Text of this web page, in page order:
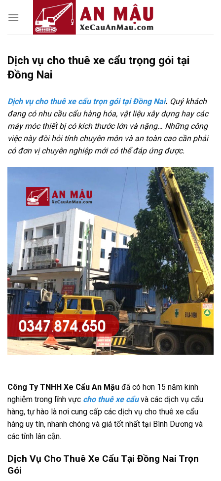
Dịch vụ cho thuê xe cẩu trọng gói tại
Đồng Nai
Dịch vụ cho thuê xe cẩu trọn gói tại Đồng Nai. Quý khách
đang có nhu cầu cẩu hàng hóa, vật liệu xây dựng hay các
máy móc thiết bị có kích thước lớn và nặng… Những công
việc này đòi hỏi tính chuyên môn và an toàn cao cần phải
có đơn vị chuyên nghiệp mới có thể đáp ứng được.
Công Ty TNHH Xe Cẩu An Mậu đã có hơn 15 năm kinh
nghiệm trong lĩnh vực cho thuê xe cẩuvà các dịch vụ cẩu
hàng, tự hào là nơi cung cấp các dịch vụ cho thuê xe cẩu
hàng uy tín, nhanh chóng và giá tốt nhất tại Bình Dương và
các tỉnh lân cận.
Dịch Vụ Cho Thuê Xe Cẩu Tại Đồng Nai Trọn
Gói